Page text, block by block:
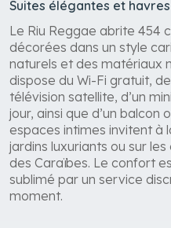
Suites élégantes et
Le Riu Reggae abrite 454
décorées dans un style
naturels et des matériaux
dispose du Wi-Fi gratuit,
télévision satellite, d’un
jour, ainsi que d’un balcon
espaces intimes invitent à
jardins luxuriants ou sur
des Caraïbes. Le confort
sublimé par un service
moment.